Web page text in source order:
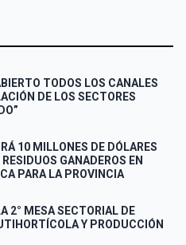
TODOS LOS CANALES
DE LOS SECTORES
10 MILLONES DE DÓLARES
GANADEROS EN
PARA LA PROVINCIA
2° MESA SECTORIAL DE
Y PRODUCCIÓN